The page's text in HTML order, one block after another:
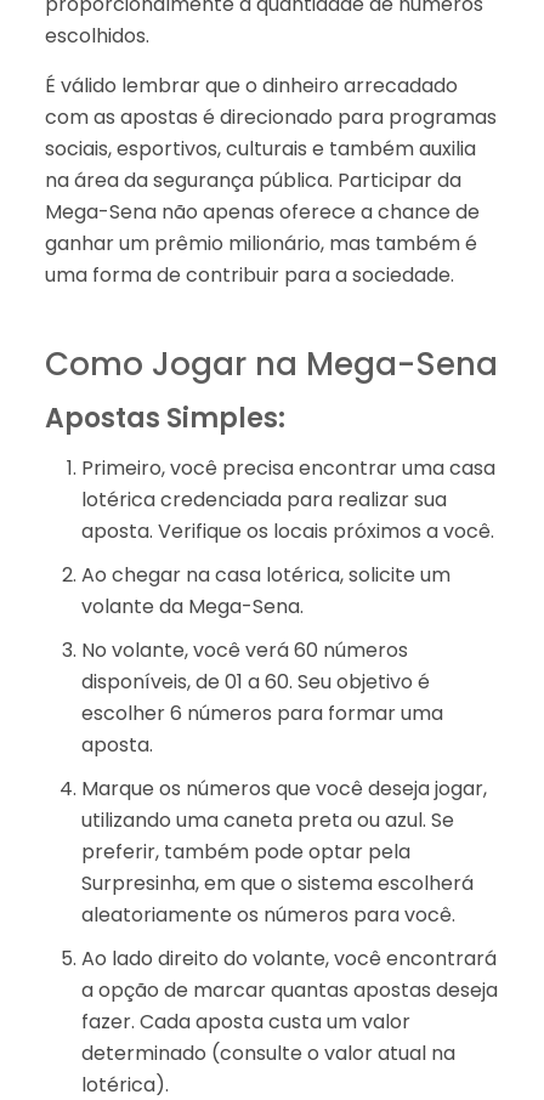
escolhidos.
É válido lembrar que o dinheiro arrecadado
com as apostas é direcionado para programas
sociais, esportivos, culturais e também auxilia
na área da segurança pública. Participar da
Mega-Sena não apenas oferece a chance de
ganhar um prêmio milionário, mas também é
uma forma de contribuir para a sociedade.
Como Jogar na Mega-Sena
Apostas Simples:
Primeiro, você precisa encontrar uma casa
lotérica credenciada para realizar sua
aposta. Verifique os locais próximos a você.
Ao chegar na casa lotérica, solicite um
volante da Mega-Sena.
No volante, você verá 60 números
disponíveis, de 01 a 60. Seu objetivo é
escolher 6 números para formar uma
aposta.
Marque os números que você deseja jogar,
utilizando uma caneta preta ou azul. Se
preferir, também pode optar pela
Surpresinha, em que o sistema escolherá
aleatoriamente os números para você.
Ao lado direito do volante, você encontrará
a opção de marcar quantas apostas deseja
fazer. Cada aposta custa um valor
determinado (consulte o valor atual na
lotérica).